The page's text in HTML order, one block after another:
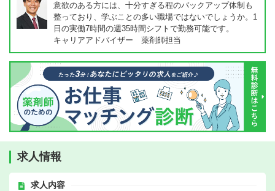
意欲のある方には、十分すぎる程のバックアップ体制も
整っており、学ぶことの多い職場ではないでしょうか。1
日の実働7時間の週35時間シフトで勤務可能です。
キャリアアドバイザー 薬剤師担当
求人情報
求人内容